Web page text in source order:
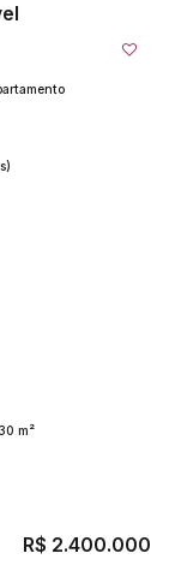
m²
R$ 2.400.000